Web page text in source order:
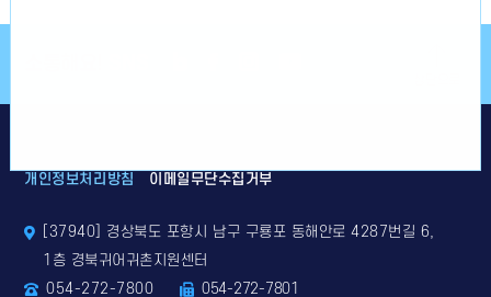
개인정보처리방침 이메일무단수집거부
[37940] 경상북도 포항시 남구 구룡포 동해안로 4287번길 6,
1층 경북귀어귀촌지원센터
054-272-7800
054-272-7801